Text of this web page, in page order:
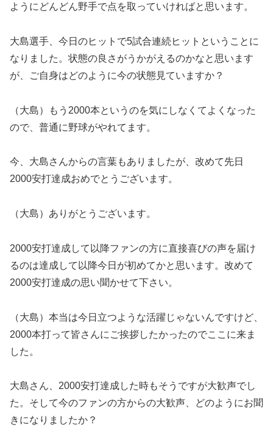
ようにどんどん野手で点を取っていければと思います。
大島選手、今日のヒットで5試合連続ヒットということに
なりました。状態の良さがうかがえるのかなと思います
が、ご自身はどのように今の状態見ていますか？
（大島）もう2000本というのを気にしなくてよくなった
ので、普通に野球がやれてます。
今、大島さんからの言葉もありましたが、改めて先日
2000安打達成おめでとうございます。
（大島）ありがとうございます。
2000安打達成して以降ファンの方に直接喜びの声を届け
るのは達成して以降今日が初めてかと思います。改めて
2000安打達成の思い聞かせて下さい。
（大島）本当は今日立つような活躍じゃないんですけど、
2000本打って皆さんにご挨拶したかったのでここに来ま
した。
大島さん、2000安打達成した時もそうですが大歓声でし
た。そして今のファンの方からの大歓声、どのようにお聞
きになりましたか？